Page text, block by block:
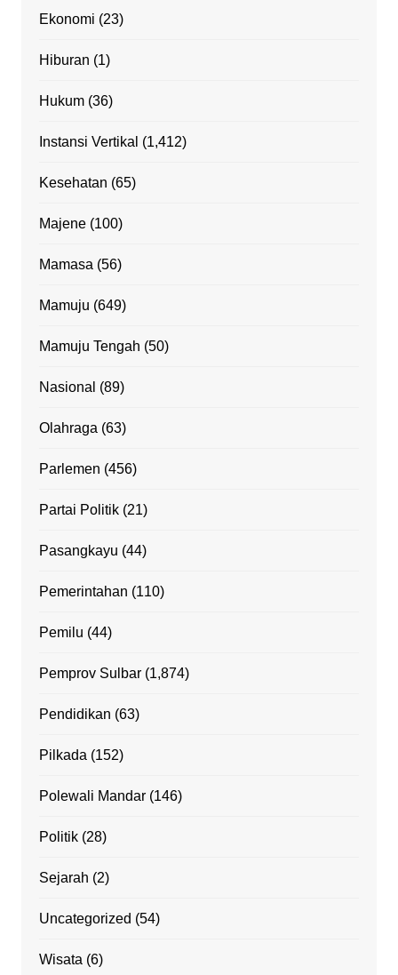
Ekonomi (23)
Hiburan (1)
Hukum(36)
Instansi Vertikal (1,412)
Kesehatan (65)
Majene(100)
Mamasa (56)
Mamuju (649)
Mamuju Tengah (50)
Nasional (89)
Olahraga (63)
Parlemen (456)
Partai Politik(21)
Pasangkayu (44)
Pemerintahan (110)
Pemilu (44)
Pemprov Sulbar(1,874)
Pendidikan (63)
Pilkada (152)
Polewali Mandar(146)
Politik(28)
Sejarah (2)
Uncategorized (54)
Wisata (6)